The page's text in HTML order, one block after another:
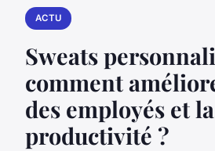
ACTU
Sweats
comment
des employés et la
productivité ?